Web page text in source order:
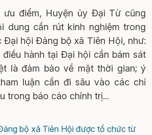
ưu điểm, Huyện ủy Đại Từ cũng
dung cần rút kinh nghiệm trong
hội Đảng bộ xã Tiên Hội, như:
hành tại Đại hội cần bám sát
là đảm bảo về mặt thời gian; ý
luận cần đi sâu vào các chỉ
trong báo cáo chính trị...
bộ xã Tiên Hội được tổ chức từ